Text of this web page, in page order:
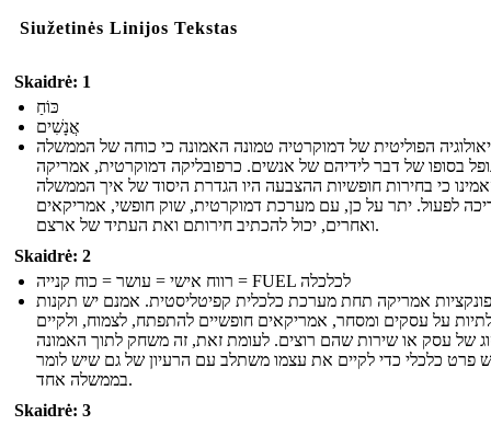
Siužetinės Linijos Tekstas
Skaidrė: 1
כּוֹחַ
אֲנָשִׁים
הפוליטית של דמוקרטיה טמונה האמונה כי כוחה של הממשלה
בסופו של דבר לידיהם של אנשים. כרפובליקה דמוקרטית, אמריקה
כי בחירות חופשיות ההצבעה היו הגדרת היסוד של איך הממשלה
לפעול. יתר על כן, עם מערכת דמוקרטית, שוק חופשי, אמריקאים
ואחרים, יכול להכתיב חירותם ואת העתיד של ארצם.
Skaidrė: 2
רווח אישי = עושר = כוח קנייה = FUEL לכלכלה
פונקציות אמריקה תחת מערכת כלכלית קפיטליסטית. אמנם יש תקנות
על עסקים ומסחר, אמריקאים חופשיים להתפתח, לצמוח, ולקיים
של עסק או שירות שהם רוצים. לעומת זאת, זה משחק לתוך האמונה
פרט כלכלי כדי לקיים את עצמו משתלב עם הרעיון של גם שיש לומר
בממשלה אחד.
Skaidrė: 3